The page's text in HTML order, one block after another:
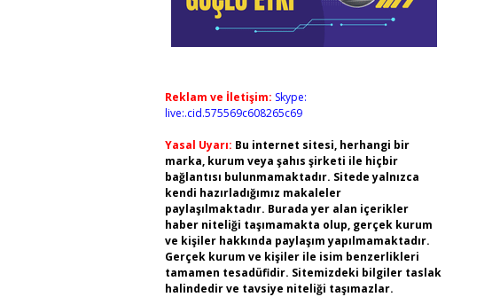
Reklam ve İletişim: Skype:
live:.cid.575569c608265c69
Yasal Uyarı: Bu internet sitesi, herhangi bir
marka, kurum veya şahıs şirketi ile hiçbir
bağlantısı bulunmamaktadır. Sitede yalnızca
kendi hazırladığımız makaleler
paylaşılmaktadır. Burada yer alan içerikler
haber niteliği taşımamakta olup, gerçek kurum
ve kişiler hakkında paylaşım yapılmamaktadır.
Gerçek kurum ve kişiler ile isim benzerlikleri
tamamen tesadüfidir. Sitemizdeki bilgiler taslak
halindedir ve tavsiye niteliği taşımazlar.